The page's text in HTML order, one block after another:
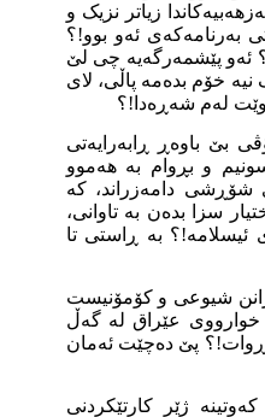
زیاتر نزیک و
بەرنامەکەی ئەو بوو!؟
ئەو پێشمەرگەیە چی لێ
خۆم بدەمە پاڵی، لای
لەم شەڕەدا!؟
بێ باوەڕ ڕابەرایەتی
و بڕوام بە هەموو
شۆڕشی دامەزراند، کە
بەختیار سزا بدەن بە تاوانی،
ئیسلامە!؟ بە ڕاستی تا
شیوعی و کۆمۆنیست
خوارووی عێراق لە گەڵ
پێ دەچێت ئەمان
ژێر کارتێکردنی